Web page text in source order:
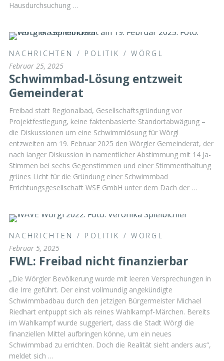
Hausdurchsuchung …
NACHRICHTEN / POLITIK /WÖRGL
Februar 25, 2025
Schwimmbad-Lösung entzweit
Gemeinderat
Freibad statt Regionalbad, Gesellschaftsgründung vor
Projektfestlegung, keine faktenbasierte Standortabwägung –
die Diskussionen um eine Schwimmlösung für Wörgl
entzweiten am 19. Februar 2025 den Wörgler Gemeinderat, der
nach langer Diskussion in namentlicher Abstimmung mit 14 Ja-
Stimmen bei sechs Gegenstimmen und einer Stimmenthaltung
grünes Licht für die Gründung einer Schwimmbad
Errichtungsgesellschaft WSE GmbH unter dem Dach der …
NACHRICHTEN / POLITIK /WÖRGL
Februar 5, 2025
FWL: Freibad nicht finanzierbar
„Die Wörgler Bevölkerung wurde mit leeren Versprechungen in
die Irre geführt. Der einst vollmundig angekündigte
Schwimmbadbau durch den jetzigen Bürgermeister Michael
Riedhart entpuppt sich als reines Wahlkampf-Märchen. Bereits
im Wahlkampf wurde suggeriert, dass die Stadt Wörgl die
finanziellen Mittel aufbringen könne, um ein neues
Schwimmbad zu errichten. Doch die Realität sieht anders aus“,
meldet sich …